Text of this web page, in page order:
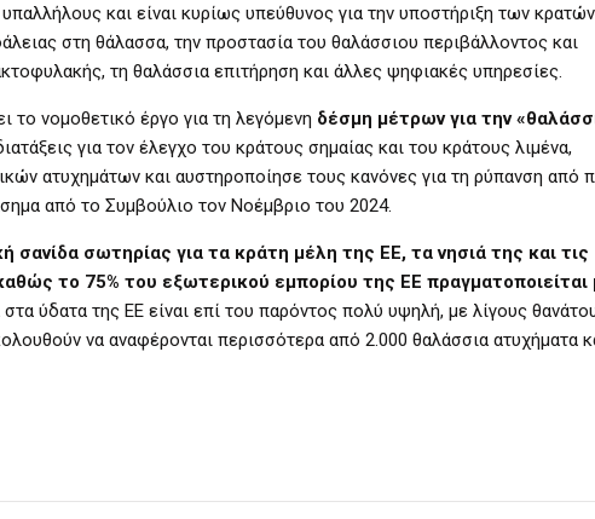
και είναι κυρίως υπεύθυνος για την υποστήριξη των κρατών
στη θάλασσα, την προστασία του θαλάσσιου περιβάλλοντος και
τη θαλάσσια επιτήρηση και άλλες ψηφιακές υπηρεσίες.
νομοθετικό έργο για τη λεγόμενη δέσμη μέτρων για την
για τον έλεγχο του κράτους σημαίας και του κράτους λιμένα,
ατυχημάτων και αυστηροποίησε τους κανόνες για τη ρύπανση από
από το Συμβούλιο τον Νοέμβριο του 2024.
σωτηρίας για τα κράτη μέλη της ΕΕ, τα νησιά της και τις
το 75% του εξωτερικού εμπορίου της ΕΕ
ύδατα της ΕΕ είναι επί του παρόντος πολύ υψηλή, με λίγους
να αναφέρονται περισσότερα από 2.000 θαλάσσια ατυχήματα